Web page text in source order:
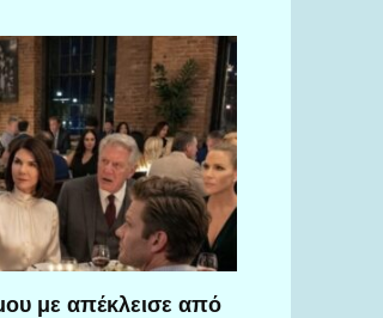
με απέκλεισε από